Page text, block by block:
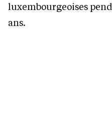
luxembourgeoises
ans.